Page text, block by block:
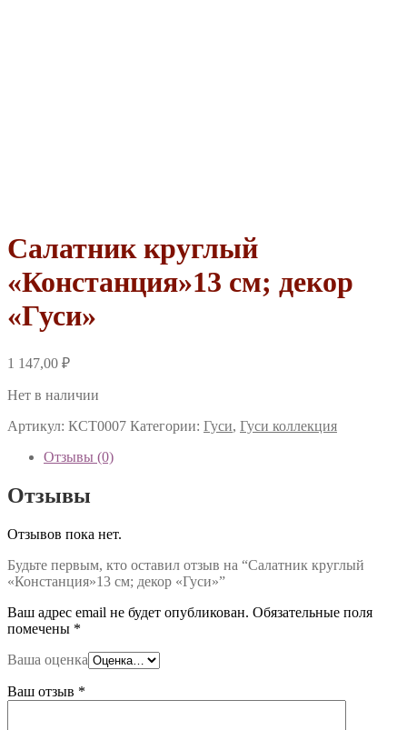
Салатник круглый
«Констанция»13 см; декор
«Гуси»
1 147,00 ₽
Нет в наличии
Артикул: КСТ0007 Категории: Гуси, Гуси коллекция
Отзывы (0)
Отзывы
Отзывов пока нет.
Будьте первым, кто оставил отзыв на “Салатник круглый
«Констанция»13 см; декор «Гуси»”
Ваш адрес email не будет опубликован. Обязательные поля
помечены *
Ваша оценка
Ваш отзыв *